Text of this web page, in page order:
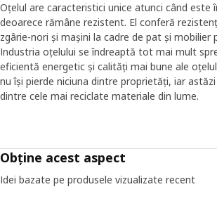
Singura similaritate este
„Cei mai mulți oameni visează să aibă un
organizat în care să își vadă toate hainele
Dar asemănările se sfârșesc aici”, spune
Larsson, care a dezvoltat sistemul PAX/
Depozitarea tradițională te constrânge
spunem că există un mod corect sau
hainele. Dacă vrei să îți agăți blugii de
vrem să poți face asta,” spune Betina.
Oțelul are caracteristici unice atunci când este
deoarece rămâne rezistent. El conferă
zgârie-nori și mașini la cadre de pat și mobilier
Industria oțelului se îndreaptă tot mai mult
eficientă energetic și calități mai bune ale
nu își pierde niciuna dintre proprietăți, iar
dintre cele mai reciclate materiale din lume.
Obține acest aspect
Idei bazate pe produsele vizualizate recent